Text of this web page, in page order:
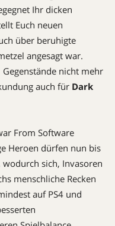
Ihr dicken
Euch neuen
über beruhigte
angesagt war.
Gegenstände nicht mehr
auch für Dark
From Software
Heroen dürfen nun bis
sich, Invasoren
menschliche Recken
auf PS4 und